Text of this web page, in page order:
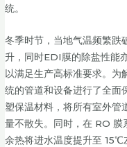
统。
冬季时节，当地气温频繁跌
升，同时EDI膜的除盐性能
以满足生产高标准要求。为
统的管道和设备进行了全面
塑保温材料，将所有室外管
量不散失。同时，在 RO 膜
余热将进水温度提升至 15℃